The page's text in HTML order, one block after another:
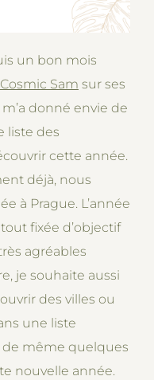
un bon mois
Sam sur ses
donné envie de
liste des
cette année.
déjà, nous
à Prague. L’année
fixée d’objectif
agréables
je souhaite aussi
des villes ou
une liste
de même quelques
nouvelle année.